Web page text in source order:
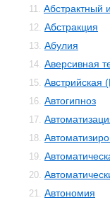
11. Абстрактный
12. Абстракция
13. Абулия
14. Аверсивная
15. Австрийская
16. Автогипноз
17.
18.
19.
20.
21. Автономия